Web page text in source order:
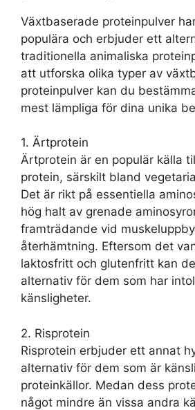
Växtbaserade proteinpulver
populära och erbjuder ett
traditionella animaliska
att utforska olika typer av
proteinpulver kan du
mest lämpliga för dina unika
1. Ärtprotein
Ärtprotein är en populär källa
protein, särskilt bland
Det är rikt på essentiella
hög halt av grenade
framträdande vid
återhämtning. Eftersom det
laktosfritt och glutenfritt kan
alternativ för dem som har
känsligheter.
2. Risprotein
Risprotein erbjuder ett annat
alternativ för dem som är
proteinkällor. Medan dess
något mindre än vissa andra